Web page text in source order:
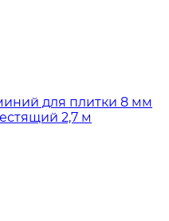
для плитки 8 мм
2,7 м